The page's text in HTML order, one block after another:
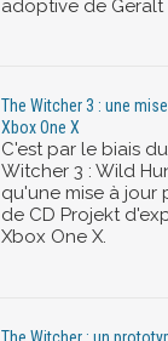
adoptive de Geralt
The Witcher 3 : une
Xbox One X
C'est par le biais
Witcher 3 : Wild
qu'une mise à jour
de CD Projekt
Xbox One X.
The Witcher : un